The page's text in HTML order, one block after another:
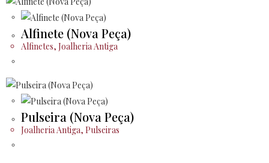
Alfinete (Nova Peça)
Alfinetes, Joalheria Antiga
Pulseira (Nova Peça)
Joalheria Antiga, Pulseiras